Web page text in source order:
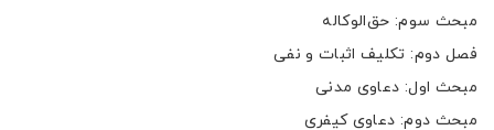
مبحث سوم: حق‌الوکاله
فصل دوم: تکلیف اثبات و نفی
مبحث اول: دعاوی مدنی
مبحث دوم: دعاوی کیفری